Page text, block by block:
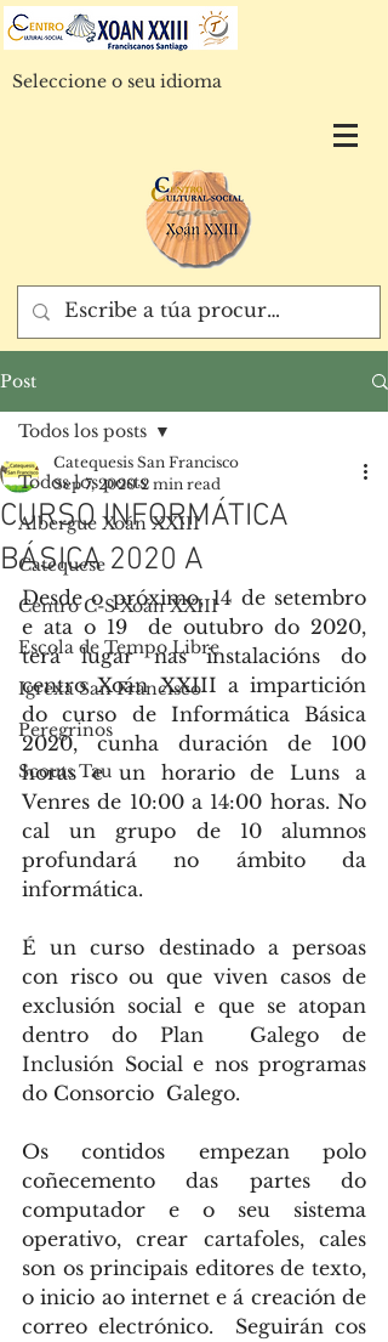
Seleccione o seu idioma
Post
Todos los posts
Albergue Xoán XXIII
Catequese
Centro C-S Xoán XXIII
Escola de Tempo Libre
Igrexa San Francisco
Peregrinos
Scouts Tau
Todos los posts
CURSO INFORMÁTICA
BÁSICA 2020 A
Catequesis San Francisco
Sep 7, 2020 2 min read
Desde o próximo, 14 de setembro
e ata o 19  de outubro do 2020,
terá lugar nas instalacións do
centro Xoán XXIII a impartición
do curso de Informática Básica
2020, cunha duración de 100
horas e un horario de Luns a
Venres de 10:00 a 14:00 horas. No
cal un grupo de 10 alumnos
profundará no ámbito da
informática.
É un curso destinado a persoas
con risco ou que viven casos de
exclusión social e que se atopan
dentro do Plan  Galego de
Inclusión Social e nos programas
do Consorcio  Galego.
Os contidos empezan polo
coñecemento das partes do
computador e o seu sistema
operativo, crear cartafoles, cales
son os principais editores de texto,
o inicio ao internet e á creación de
correo electrónico.  Seguirán cos